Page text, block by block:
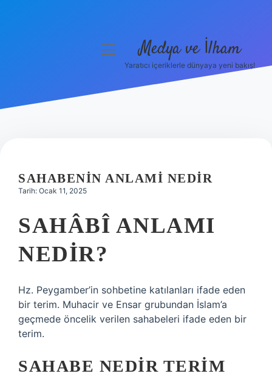
Hakkımızda
menüyüMedya ve İlham
Yaratıcı içeriklerle dünyaya yeni bakış!
SAHABENIN ANLAMI NEDIR
Tarih: Ocak 11, 2025
SAHÂBÎ ANLAMI
NEDIR?
Hz. Peygamber’in sohbetine katılanları ifade eden
bir terim. Muhacir ve Ensar grubundan İslam’a
geçmede öncelik verilen sahabeleri ifade eden bir
terim.
SAHABE NEDIR TERIM